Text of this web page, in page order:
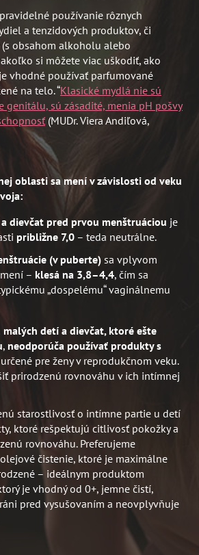
používanie rôznych
a tenzidových produktov, či
obsahom alkoholu alebo
si môžete viac uškodiť, ako
vhodné používať parfumované
na telo. “Klasické mydlá nie sú
genitálu, sú zásadité, menia pH pošvy
(MUDr. Viera Andiľová,
oblasti sa mení v závislosti od veku
dievčat pred prvou menštruáciou je
približne 7,0 – teda neutrálne.
(v puberte) sa vplyvom
– klesá na 3,8–4,4, čím sa
„dospelému“ vaginálnemu
malých detí a dievčat, ktoré ešte
, neodporúča používať produkty s
pre ženy v reprodukčnom veku.
prirodzenú rovnováhu v ich intímnej
starostlivosť o intímne partie u detí
ktoré rešpektujú citlivosť pokožky a
rovnováhu. Preferujeme
čistenie, ktoré je maximálne
– ideálnym produktom
je vhodný od 0+, jemne čistí,
pred vysušovaním a neovplyvňuje